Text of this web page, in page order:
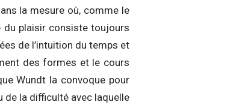
la mesure où, comme le
plaisir consiste toujours
de l’intuition du temps et
des formes et le cours
Wundt la convoque pour
la difficulté avec laquelle